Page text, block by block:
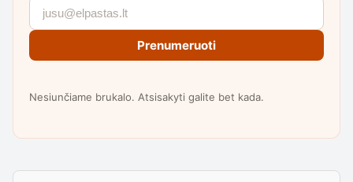
Prenumeruoti
Nesiunčiame brukalo. Atsisakyti galite bet kada.